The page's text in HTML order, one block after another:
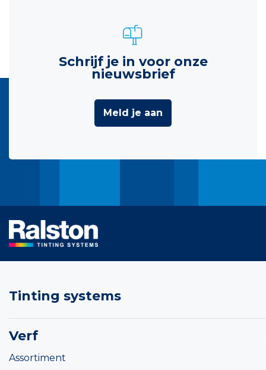
Schrijf je in voor onze
nieuwsbrief
Meld je aan
Tinting systems
Verf
Assortiment